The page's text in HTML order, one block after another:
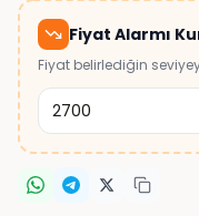
Fiyat Alarmı
Fiyat belirlediğin